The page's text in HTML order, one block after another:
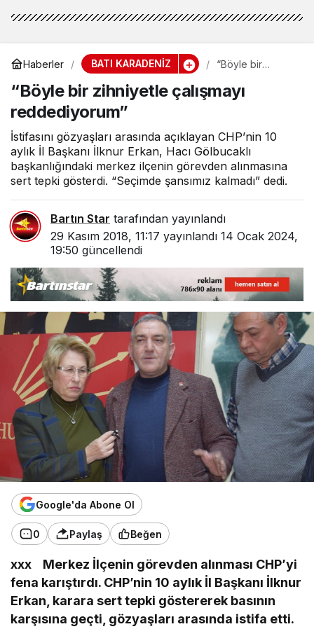
Haberler BATI KARADENİZ
“Böyle bir
çalışmayı
reddediyorum”
“Böyle bir zihniyetle çalışmayı
reddediyorum”
İstifasını gözyaşları arasında açıklayan CHP’nin 10
aylık İl Başkanı İlknur Erkan, Hacı Gölbucaklı
başkanlığındaki merkez ilçenin görevden alınmasına
sert tepki gösterdi. “Seçimde şansımız kalmadı” dedi.
Bartın Star tarafından yayınlandı
29 Kasım 2018, 11:17 yayınlandı 14 Ocak 2024,
19:50 güncellendi
Google'da Abone Ol
0 Paylaş Beğen
xxx Merkez İlçenin görevden alınması CHP’yi
fena karıştırdı. CHP’nin 10 aylık İl Başkanı İlknur
Erkan, karara sert tepki göstererek basının
karşısına geçti, gözyaşları arasında istifa etti.